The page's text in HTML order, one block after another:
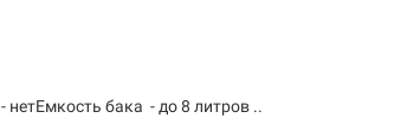
бака - до 8 литров ..